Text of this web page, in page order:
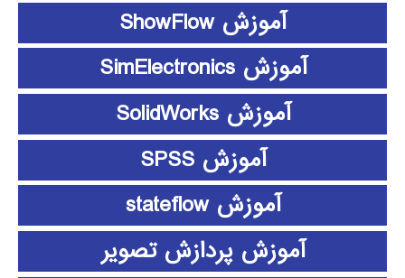
آموزش ShowFlow
آموزش SimElectronics
آموزش SolidWorks
آموزش SPSS
آموزش stateflow
آموزش پردازش تصویر